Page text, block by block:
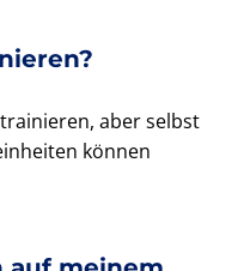
aber selbst
können